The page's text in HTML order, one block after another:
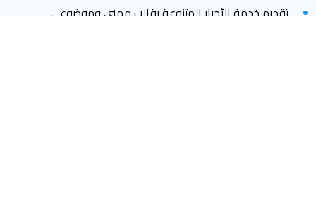
تقديم خدمة الأخبار المتنوعة بقالب مهني وموضوعي